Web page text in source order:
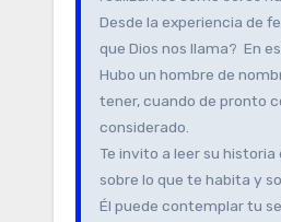
Desde la experiencia de
que Dios nos llama? En
Hubo un hombre de
tener, cuando de pronto
considerado.
Te invito a leer su
sobre lo que te habita y
Él puede contemplar tu